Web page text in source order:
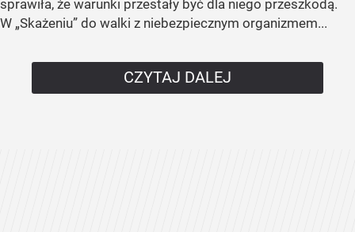
sprawiła, że warunki przestały być dla niego przeszkodą.
W „Skażeniu” do walki z niebezpiecznym organizmem...
CZYTAJ DALEJ